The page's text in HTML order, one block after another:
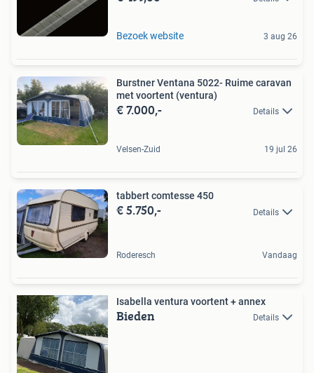
Bezoek website 3 aug 26
Burstner Ventana 5022- Ruime caravan
met voortent (ventura)
€ 7.000,- Details
Velsen-Zuid 19 jul 26
tabbert comtesse 450
€ 5.750,- Details
Roderesch Vandaag
Isabella ventura voortent + annex
Bieden Details